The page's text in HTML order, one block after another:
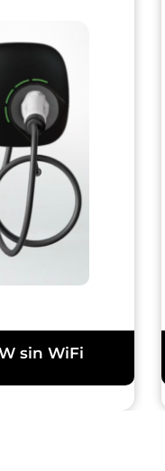
sin WiFi